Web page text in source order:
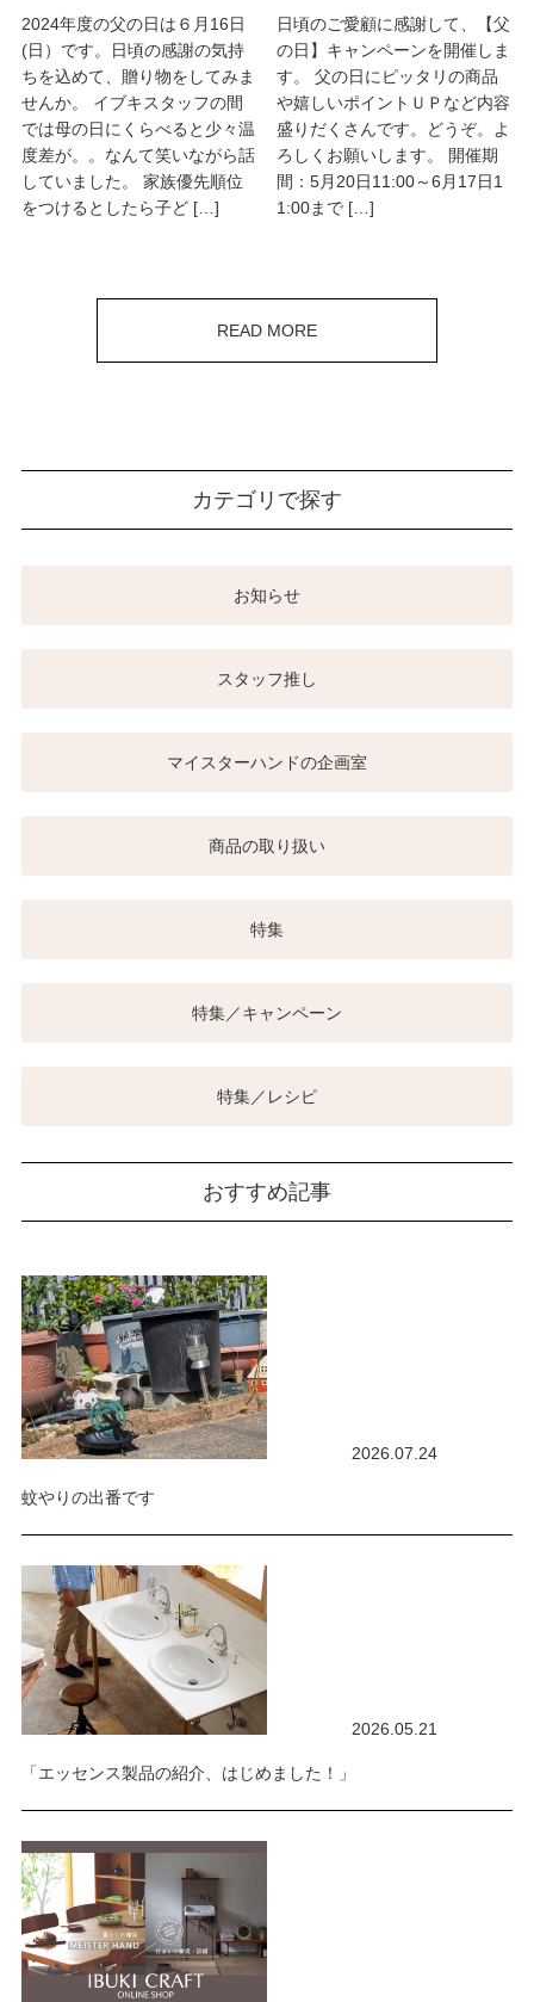
2024年度の父の日は６月16日
(日）です。日頃の感謝の気持
ちを込めて、贈り物をしてみま
せんか。 イブキスタッフの間
では母の日にくらべると少々温
度差が。。なんて笑いながら話
していました。 家族優先順位
をつけるとしたら子ど […]
日頃のご愛顧に感謝して、【父
の日】キャンペーンを開催しま
す。 父の日にピッタリの商品
や嬉しいポイントＵＰなど内容
盛りだくさんです。どうぞ。よ
ろしくお願いします。 開催期
間：5月20日11:00～6月17日1
1:00まで […]
READ MORE
カテゴリで探す
お知らせ
スタッフ推し
マイスターハンドの企画室
商品の取り扱い
特集
特集／キャンペーン
特集／レシピ
おすすめ記事
2026.07.24
蚊やりの出番です
2026.05.21
「エッセンス製品の紹介、はじめました！」